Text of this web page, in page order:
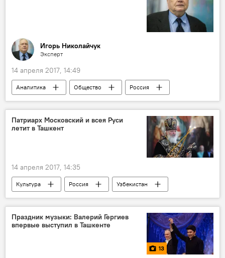
Игорь Николайчук
Эксперт
14 апреля 2017, 14:49
Аналитика Общество
Россия
Узбекистан
Центральная Азия
Дональд Трамп
Александр Бортников
Патриарх Московский и всея Руси
летит в Ташкент
14 апреля 2017, 14:35
Культура Россия
Узбекистан
Патриарх Кирилл
Русская православная церковь
Праздник музыки: Валерий Гергиев
впервые выступил в Ташкенте
13